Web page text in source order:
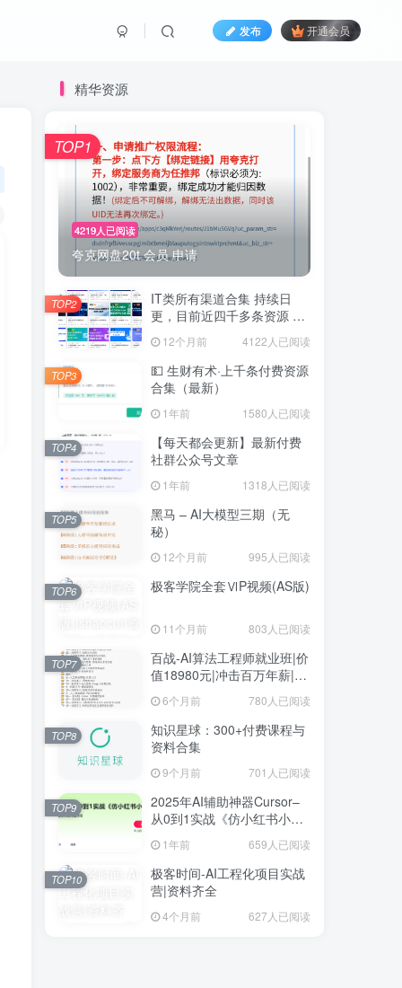
发布 开通会员
精华资源
4219人已阅读
夸克网盘20t 会员 申请
TOP1
IT类所有渠道合集 持续日
更，目前近四千多条资源 年
12个月前 4122人已阅读
TOP2
💵 生财有术·上千条付费资源
合集（最新）
1年前 1580人已阅读
TOP3
【每天都会更新】最新付费
社群公众号文章
1年前 1318人已阅读
TOP4
黑马 – AI大模型三期（无
秘）
12个月前 995人已阅读
TOP5
极客学院全套ⅥP视频(AS版)
11个月前 803人已阅读
TOP6
百战-AI算法工程师就业班|价
值18980元|冲击百万年薪|完
结无秘
6个月前 780人已阅读
TOP7
知识星球：300+付费课程与
资料合集
9个月前 701人已阅读
TOP8
2025年AI辅助神器Cursor–
从0到1实战《仿小红书小程
序》1年前 659人已阅读
TOP9
极客时间-AI工程化项目实战
营|资料齐全
4个月前 627人已阅读
TOP10